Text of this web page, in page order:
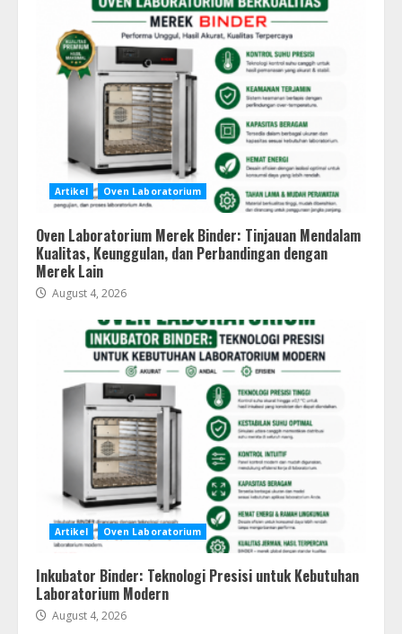
Artikel Oven Laboratorium
Oven Laboratorium Merek Binder: Tinjauan Mendalam
Kualitas, Keunggulan, dan Perbandingan dengan
Merek Lain
August 4, 2026
Artikel Oven Laboratorium
Inkubator Binder: Teknologi Presisi untuk Kebutuhan
Laboratorium Modern
August 4, 2026